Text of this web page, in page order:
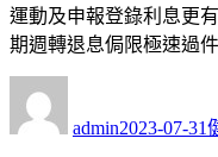
運動及申報登錄利息更
期週轉退息侷限極速過件
admin佈
2023-07-31